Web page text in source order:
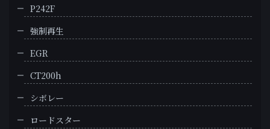
P242F
強制再生
EGR
CT200h
シボレー
ロードスター